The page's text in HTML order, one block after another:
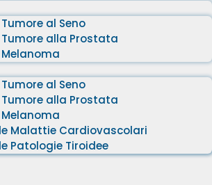
al Seno
Tumore alla Prostata
Melanoma
al Seno
Tumore alla Prostata
Melanoma
Malattie Cardiovascolari
Patologie Tiroidee